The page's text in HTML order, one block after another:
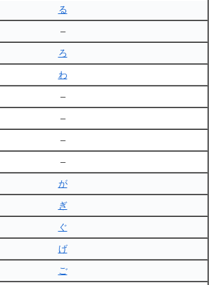
る
–
ろ
わ
–
–
–
–
が
ぎ
ぐ
げ
ご